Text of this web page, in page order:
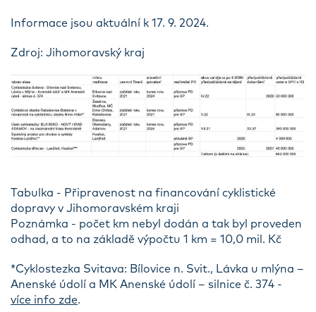
Informace jsou aktuální k 17. 9. 2024.
Zdroj: Jihomoravský kraj
Tabulka - Připravenost na financování cyklistické
dopravy v Jihomoravském kraji
Poznámka - počet km nebyl dodán a tak byl proveden
odhad, a to na základě výpočtu 1 km = 10,0 mil. Kč
*Cyklostezka Svitava: Bílovice n. Svit., Lávka u mlýna –
Anenské údolí a MK Anenské údolí – silnice č. 374 -
více info zde.